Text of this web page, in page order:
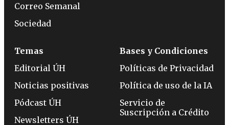
Correo Semanal
Sociedad
Temas
Editorial ÚH
Noticias positivas
Pódcast ÚH
Newsletters ÚH
Bases y Condiciones
Políticas de Privacidad
Política de uso de la IA
Servicio de
Suscripción a Crédito